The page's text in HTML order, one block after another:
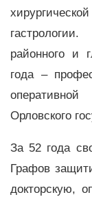
районного и
года –
оперативной
Орловского
За 52 года
Графов
докторскую,